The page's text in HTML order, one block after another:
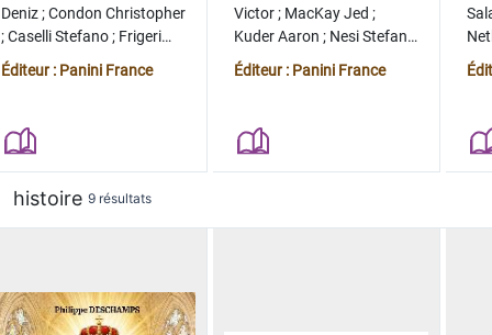
Deniz;Condon Christopher
;Caselli Stefano; Frigeri
Juan
Éditeur : Panini France
Victor; MacKay Jed ;
Kuder Aaron ; Nesi Stefano
;Lopez Alvaro
Éditeur : Panini France
histoire 9 résultats